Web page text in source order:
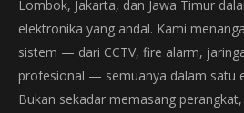
Lombok, Jakarta, dan Jawa Timur
elektronika yang andal. Kami
sistem — dari CCTV, fire alarm,
profesional — semuanya dalam satu
Bukan sekadar memasang